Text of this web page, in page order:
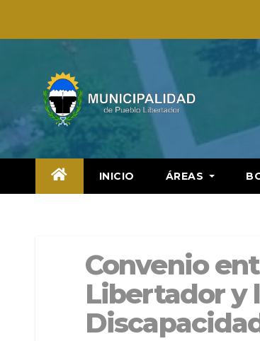
INICIO ÁREAS
Convenio
Libertador y